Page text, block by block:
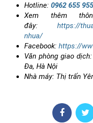
Hotline: 0962 655 955
Xem thêm
đây: https://
nhua/
Facebook: https://
Văn phòng giao
Đa, Hà Nội
Nhà máy: Thị trấn